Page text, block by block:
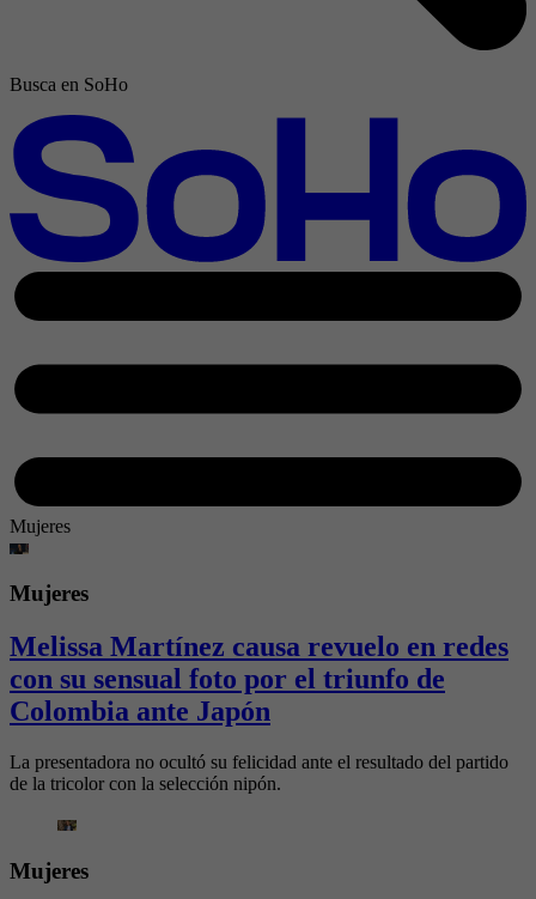
Busca en SoHo
Mujeres
Mujeres
Melissa Martínez causa revuelo en redes
con su sensual foto por el triunfo de
Colombia ante Japón
La presentadora no ocultó su felicidad ante el resultado del partido
de la tricolor con la selección nipón.
Mujeres